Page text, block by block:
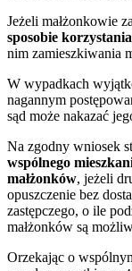
Jeżeli małżonkowie
sposobie
nim zamieszkiwania
W wypadkach
nagannym
sąd może nakazać
Na zgodny wniosek
wspólnego
małżonków, jeżeli
opuszczenie bez
zastępczego, o ile
małżonków są
Orzekając o